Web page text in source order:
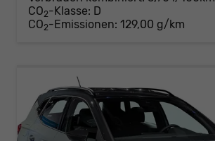
CO2-Klasse: D
CO2-Emissionen: 129,00 g/km